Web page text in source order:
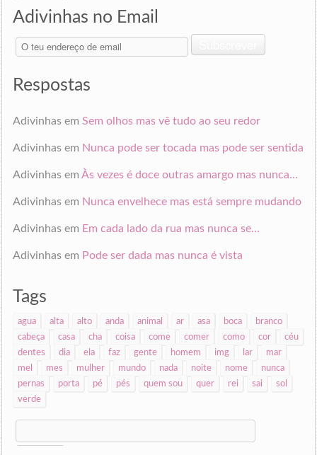
Adivinhas no Email
O
teu
de
Respostas
Adivinhasem Sem olhos mas vê tudo ao seu redor
Adivinhasem Nunca pode ser tocada mas pode ser sentida
Adivinhasem Às vezes é doce outras amargo mas nunca…
Adivinhasem Nunca envelhece mas está sempre mudando
Adivinhasem Em cada lado da rua mas nunca se…
Adivinhasem Pode ser dada mas nunca é vista
Tags
agua alta alto anda animal ar asa boca
branco
cabeça
casa cha coisa come comer como cor
céu
dentes
dia ela faz gente homem img lar
mar
mel
mes mulher mundo nada noite nome
nunca
pernas
porta pé pés quem sou quer rei sai
sol
verde
Search
for: